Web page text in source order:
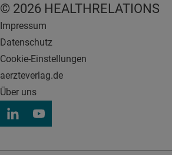
© 2026 HEALTHRELATIONS
Impressum
Datenschutz
Cookie-Einstellungen
aerzteverlag.de
Über uns